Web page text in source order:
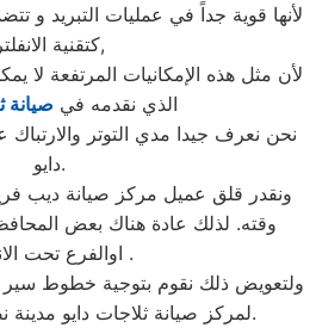
لأنها قوية جداً في عمليات التبريد و
كتقنية الانفلتر,
لأن مثل هذه الإمكانيات المرتفعة لا
الذي نقدمه في صيانة
نحن نعرف جيدا مدي التوتر
دايو.
ونقدر قلق عميل مركز صيانة ديب
وقته. لذلك عادة هناك بعض
اوالفرع تحت الانشاء .
ولتعويض ذلك نقوم بتوجية خطوط
لمركز صيانة ثلاجات دايو مدينة نصر لتلك المحافظات.